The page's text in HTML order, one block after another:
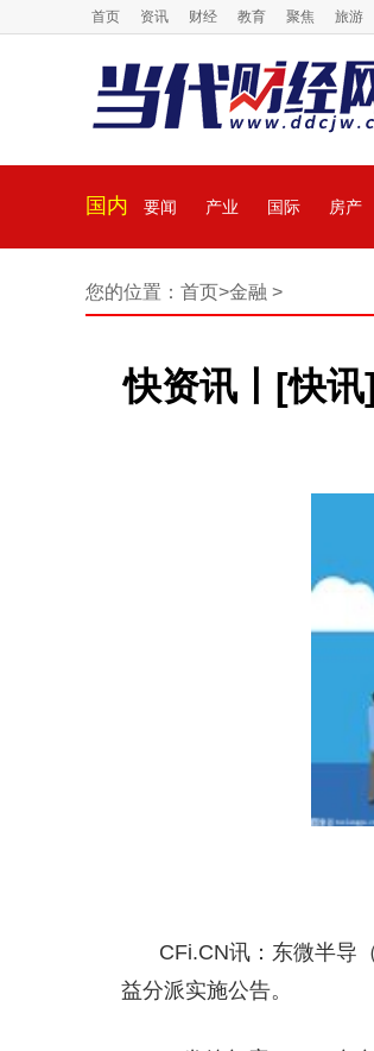
首页 资讯 财经 教育 聚焦 旅游
国内 要闻 产业 国际 房产
您的位置： 首页>金融 >
快资讯丨[快
CFi.CN讯：东微半导
益分派实施公告。